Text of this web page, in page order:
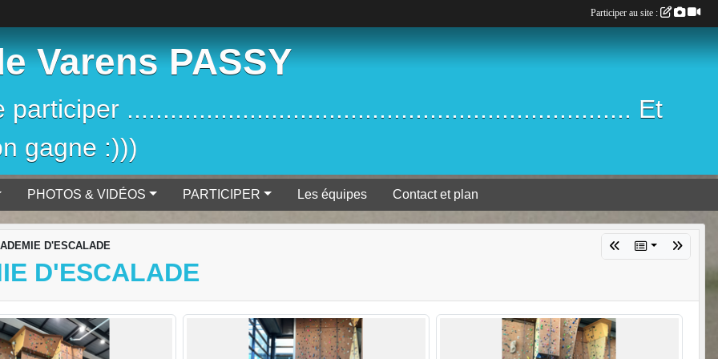
Varens PASSY
participer ...................................................................... Et
gagne :)))
PHOTOS & VIDÉOS PARTICIPER Les équipes Contact et plan
D'ESCALADE
D'ESCALADE
Participer au site :